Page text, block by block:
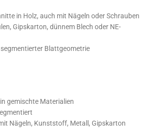
in Holz, auch mit Nägeln oder Schrauben
Gipskarton, dünnem Blech oder NE-
Blattgeometrie
gemischte Materialien
Nägeln, Kunststoff, Metall, Gipskarton